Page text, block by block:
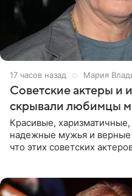
17 часов назад Мария
Советские актеры и
скрывали любимцы
Красивые,
надежные мужья и верные
что этих советских